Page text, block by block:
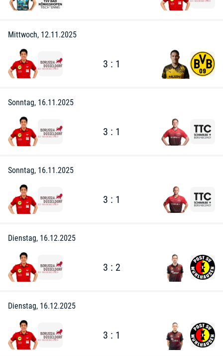
Mittwoch, 12.11.2025
3 : 1
Sonntag, 16.11.2025
3 : 1
Sonntag, 16.11.2025
3 : 1
Dienstag, 16.12.2025
3 : 2
Dienstag, 16.12.2025
3 : 1